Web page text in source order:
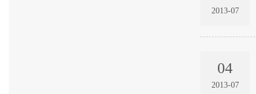
2013-07
04
2013-07